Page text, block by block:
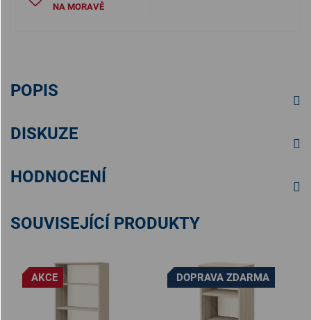
NA MORAVĚ
POPIS
DISKUZE
HODNOCENÍ
SOUVISEJÍCÍ PRODUKTY
AKCE DOPRAVA ZDARMA